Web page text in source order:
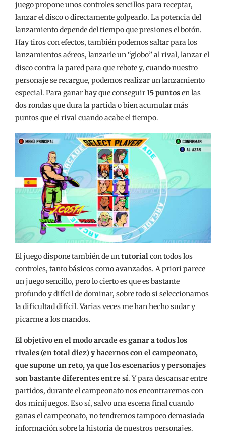
juego propone unos controles sencillos para receptar,
lanzar el disco o directamente golpearlo. La potencia del
lanzamiento depende del tiempo que presiones el botón.
Hay tiros con efectos, también podemos saltar para los
lanzamientos aéreos, lanzarle un “globo” al rival, lanzar el
disco contra la pared para que rebote y, cuando nuestro
personaje se recargue, podemos realizar un lanzamiento
especial. Para ganar hay que conseguir15 puntosen las
dos rondas que dura la partida o bien acumular más
puntos que el rival cuando acabe el tiempo.
El juego dispone también de untutorialcon todos los
controles, tanto básicos como avanzados. A priori parece
un juego sencillo, pero lo cierto es que es bastante
profundo y difícil de dominar, sobre todo si seleccionamos
la dificultad difícil. Varias veces me han hecho sudar y
picarme a los mandos.
El objetivo en el modo arcade es ganar a todos los
rivales (en total diez) y hacernos con el campeonato,
que supone un reto, ya que los escenarios y personajes
son bastante diferentes entre sí. Y para descansar entre
partidos, durante el campeonato nos encontraremos con
dos minijuegos. Eso sí, salvo una escena final cuando
ganas el campeonato, no tendremos tampoco demasiada
información sobre la historia de nuestros personajes.